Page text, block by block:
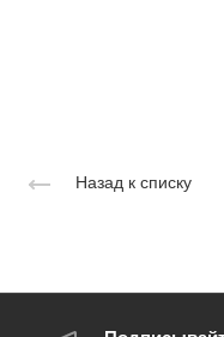
Назад к списку